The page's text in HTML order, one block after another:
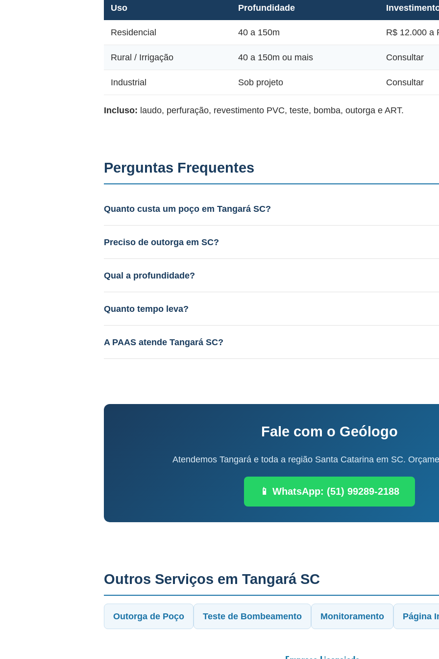
Uso Profundidade
Residencial 40 a 150m R$ 12.000 a
Rural / Irrigação 40 a 150m ou mais Consultar
Industrial Sob projeto Consultar
Incluso: laudo, perfuração, revestimento PVC, teste, bomba, outorga e ART.
Perguntas Frequentes
Quanto custa um poço em Tangará SC?
Entre R$ 12.000 a R$ 45.000. Aquífero variável conforme a geologia local,
gratuito.
Preciso de outorga em SC?
Sim. A PAAS cuida de todo o licenciamento junto ao IMA-SC.
Qual a profundidade?
40 a 150m em aquífero variável conforme a geologia local, vazão de 3 a 30 m³/h.
Quanto tempo leva?
Perfuração: 3-15 dias. Processo completo: 60-120 dias.
A PAAS atende Tangará SC?
Sim! Desde 1985, com geólogo e equipe própria.
Fale com o Geólogo
Atendemos Tangará e toda a região Santa Catarina em SC.
📱 WhatsApp: (51) 99289-2188
Outros Serviços em Tangará SC
Outorga de Poço Teste de Bombeamento Monitoramento Página